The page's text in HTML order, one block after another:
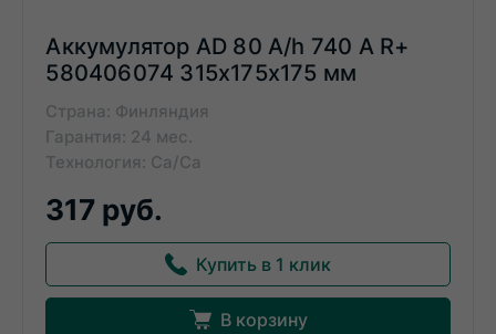
Аккумулятор AD 80 A/h 740 А R+
580406074 315x175x175 мм
Страна: Финляндия
Гарантия: 24 мес.
Технология: Ca/Ca
317 руб.
Купить в 1 клик
В корзину